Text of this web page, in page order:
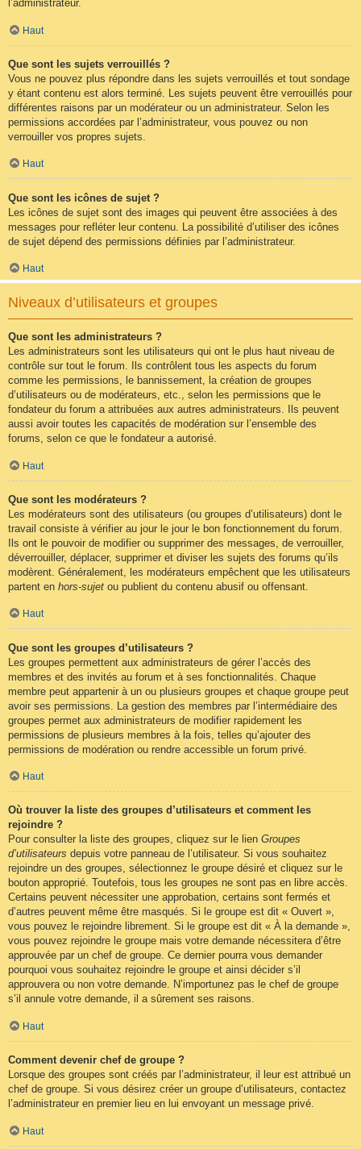
l’administrateur.
Haut
Que sont les sujets verrouillés ?
Vous ne pouvez plus répondre dans les sujets verrouillés et tout sondage
y étant contenu est alors terminé. Les sujets peuvent être verrouillés pour
différentes raisons par un modérateur ou un administrateur. Selon les
permissions accordées par l’administrateur, vous pouvez ou non
verrouiller vos propres sujets.
Haut
Que sont les icônes de sujet ?
Les icônes de sujet sont des images qui peuvent être associées à des
messages pour refléter leur contenu. La possibilité d’utiliser des icônes
de sujet dépend des permissions définies par l’administrateur.
Haut
Niveaux d’utilisateurs et groupes
Que sont les administrateurs ?
Les administrateurs sont les utilisateurs qui ont le plus haut niveau de
contrôle sur tout le forum. Ils contrôlent tous les aspects du forum
comme les permissions, le bannissement, la création de groupes
d’utilisateurs ou de modérateurs, etc., selon les permissions que le
fondateur du forum a attribuées aux autres administrateurs. Ils peuvent
aussi avoir toutes les capacités de modération sur l’ensemble des
forums, selon ce que le fondateur a autorisé.
Haut
Que sont les modérateurs ?
Les modérateurs sont des utilisateurs (ou groupes d’utilisateurs) dont le
travail consiste à vérifier au jour le jour le bon fonctionnement du forum.
Ils ont le pouvoir de modifier ou supprimer des messages, de verrouiller,
déverrouiller, déplacer, supprimer et diviser les sujets des forums qu’ils
modèrent. Généralement, les modérateurs empêchent que les utilisateurs
partent en hors-sujet ou publient du contenu abusif ou offensant.
Haut
Que sont les groupes d’utilisateurs ?
Les groupes permettent aux administrateurs de gérer l’accès des
membres et des invités au forum et à ses fonctionnalités. Chaque
membre peut appartenir à un ou plusieurs groupes et chaque groupe peut
avoir ses permissions. La gestion des membres par l’intermédiaire des
groupes permet aux administrateurs de modifier rapidement les
permissions de plusieurs membres à la fois, telles qu’ajouter des
permissions de modération ou rendre accessible un forum privé.
Haut
Où trouver la liste des groupes d’utilisateurs et comment les
rejoindre ?
Pour consulter la liste des groupes, cliquez sur le lien Groupes
d’utilisateurs depuis votre panneau de l’utilisateur. Si vous souhaitez
rejoindre un des groupes, sélectionnez le groupe désiré et cliquez sur le
bouton approprié. Toutefois, tous les groupes ne sont pas en libre accès.
Certains peuvent nécessiter une approbation, certains sont fermés et
d’autres peuvent même être masqués. Si le groupe est dit « Ouvert »,
vous pouvez le rejoindre librement. Si le groupe est dit « À la demande »,
vous pouvez rejoindre le groupe mais votre demande nécessitera d’être
approuvée par un chef de groupe. Ce dernier pourra vous demander
pourquoi vous souhaitez rejoindre le groupe et ainsi décider s’il
approuvera ou non votre demande. N’importunez pas le chef de groupe
s’il annule votre demande, il a sûrement ses raisons.
Haut
Comment devenir chef de groupe ?
Lorsque des groupes sont créés par l’administrateur, il leur est attribué un
chef de groupe. Si vous désirez créer un groupe d’utilisateurs, contactez
l’administrateur en premier lieu en lui envoyant un message privé.
Haut